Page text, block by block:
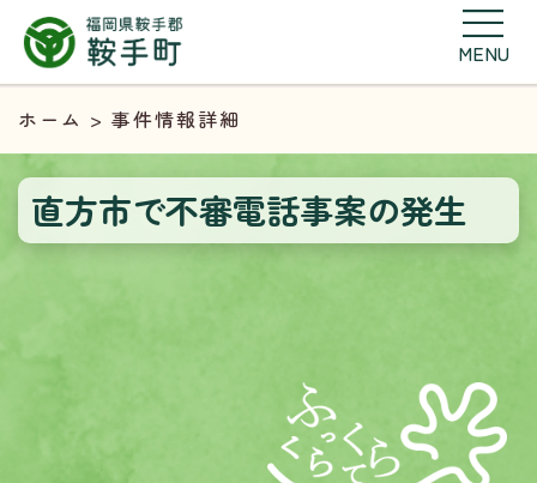
MENU
ホーム > 事件情報詳細
直方市で不審電話事案の発生